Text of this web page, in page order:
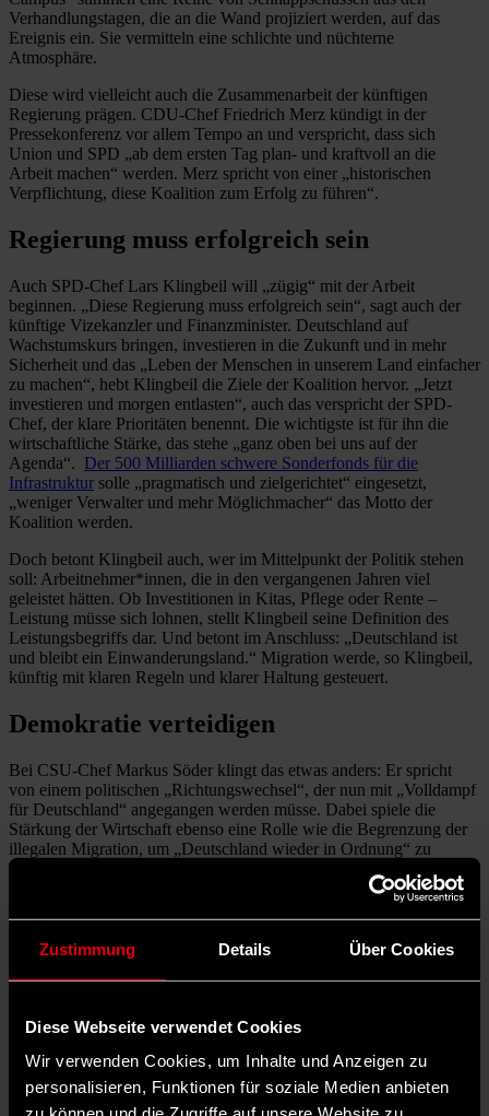
Zustimmung Details Über Cookies
Diese Webseite verwendet Cookies
Wir verwenden Cookies, um Inhalte und Anzeigen zu
personalisieren, Funktionen für soziale Medien anbieten
Verhandlungstagen, die an die Wand projiziert werden, auf das
Ereignis ein. Sie vermitteln eine schlichte und nüchterne
Atmosphäre.
Diese wird vielleicht auch die Zusammenarbeit der künftigen
Regierung prägen. CDU-Chef Friedrich Merz kündigt in der
Pressekonferenz vor allem Tempo an und verspricht, dass sich
Union und SPD „ab dem ersten Tag plan- und kraftvoll an die
Arbeit machen“ werden. Merz spricht von einer „historischen
Verpflichtung, diese Koalition zum Erfolg zu führen“.
Regierung muss erfolgreich sein
Auch SPD-Chef Lars Klingbeil will „zügig“ mit der Arbeit
beginnen. „Diese Regierung muss erfolgreich sein“, sagt auch der
künftige Vizekanzler und Finanzminister. Deutschland auf
Wachstumskurs bringen, investieren in die Zukunft und in mehr
Sicherheit und das „Leben der Menschen in unserem Land einfacher
zu machen“, hebt Klingbeil die Ziele der Koalition hervor. „Jetzt
investieren und morgen entlasten“, auch das verspricht der SPD-
Chef, der klare Prioritäten benennt. Die wichtigste ist für ihn die
wirtschaftliche Stärke, das stehe „ganz oben bei uns auf der
Agenda“. Der 500 Milliarden schwere Sonderfonds für die
Infrastruktur solle „pragmatisch und zielgerichtet“ eingesetzt,
„weniger Verwalter und mehr Möglichmacher“ das Motto der
Koalition werden.
Doch betont Klingbeil auch, wer im Mittelpunkt der Politik stehen
soll: Arbeitnehmer*innen, die in den vergangenen Jahren viel
geleistet hätten. Ob Investitionen in Kitas, Pflege oder Rente –
Leistung müsse sich lohnen, stellt Klingbeil seine Definition des
Leistungsbegriffs dar. Und betont im Anschluss: „Deutschland ist
und bleibt ein Einwanderungsland.“ Migration werde, so Klingbeil,
künftig mit klaren Regeln und klarer Haltung gesteuert.
Demokratie verteidigen
Bei CSU-Chef Markus Söder klingt das etwas anders: Er spricht
von einem politischen „Richtungswechsel“, der nun mit „Volldampf
für Deutschland“ angegangen werden müsse. Dabei spiele die
Stärkung der Wirtschaft ebenso eine Rolle wie die Begrenzung der
illegalen Migration, um „Deutschland wieder in Ordnung“ zu
bringen, wie Söder sagt.
Mit Blick auf den bevorstehenden Regierungswechsel weist SPD-
Chefin Saskia Esken darauf hin, dass Demokratie und
demokratische Übergänge keine Selbstverständlichkeit seien.
Demokratie müsse jeden Tag gefördert und verteidigt werden,
erklärt sie. Angesichts der Tatsache, dass die AfD als größte
eingestuft worden sei, fordert Esken alle demokratischen Kräfte im
Ende zu setzen“.
Neue SPD-Minister*innen: von jung bis